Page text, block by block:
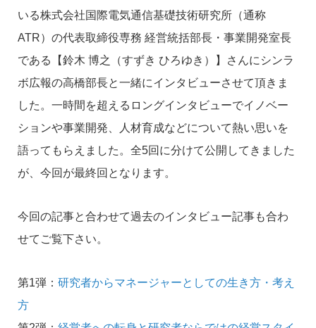
いる株式会社国際電気通信基礎技術研究所（通称
ATR）の代表取締役専務 経営統括部長・事業開発室長
である【鈴木 博之（すずき ひろゆき）】さんにシンラ
ボ広報の高橋部長と一緒にインタビューさせて頂きま
した。一時間を超えるロングインタビューでイノベー
ションや事業開発、人材育成などについて熱い思いを
語ってもらえました。全5回に分けて公開してきました
が、今回が最終回となります。
今回の記事と合わせて過去のインタビュー記事も合わ
せてご覧下さい。
第1弾： 研究者からマネージャーとしての生き方・考え
方